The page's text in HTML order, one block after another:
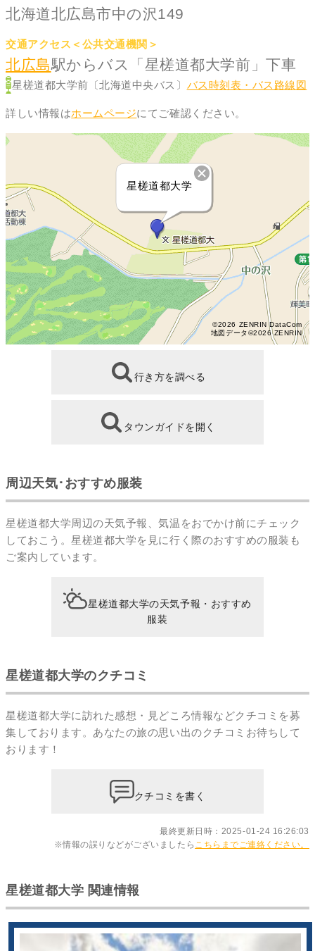
北海道北広島市中の沢149
交通アクセス＜公共交通機関＞
北広島駅からバス「星槎道都大学前」下車
星槎道都大学前〔北海道中央バス〕 バス時刻表・バス路線図
詳しい情報はホームページにてご確認ください。
星槎道都大学
©2026 ZENRIN DataCom
地図データ©2026 ZENRIN
行き方を調べる
タウンガイドを開く
周辺天気･おすすめ服装
星槎道都大学周辺の天気予報、気温をおでかけ前にチェック
しておこう。星槎道都大学を見に行く際のおすすめの服装も
ご案内しています。
星槎道都大学の天気予報・おすすめ
服装
星槎道都大学のクチコミ
星槎道都大学に訪れた感想・見どころ情報などクチコミを募
集しております。あなたの旅の思い出のクチコミ お待ちして
おります！
クチコミを書く
最終更新日時：2025-01-24 16:26:03
※情報の誤りなどがございましたら こちらまでご連絡ください。
星槎道都大学 関連情報